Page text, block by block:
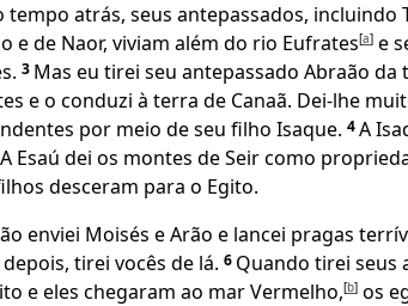
tempo atrás, seus antepassados, incluindo
e de Naor, viviam além do rio Eufrates[a] e
3 Mas eu tirei seu antepassado Abraão da
e o conduzi à terra de Canaã. Dei-lhe
por meio de seu filho Isaque. 4A
Esaú dei os montes de Seir como
desceram para o Egito.
enviei Moisés e Arão e lancei pragas
tirei vocês de lá. 6 Quando tirei seus
e eles chegaram ao mar Vermelho,[b] os